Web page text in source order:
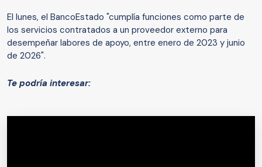
El lunes, el BancoEstado "cumplía funciones como parte de
los servicios contratados a un proveedor externo para
desempeñar labores de apoyo, entre enero de 2023 y junio
de 2026".
Te podría interesar: